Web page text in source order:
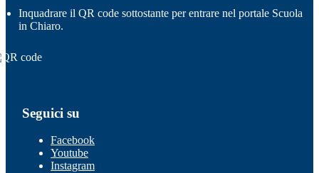
Inquadrare il QR code sottostante per entrare nel portale Scuola
in Chiaro.
Seguici su
Facebook
Youtube
Instagram